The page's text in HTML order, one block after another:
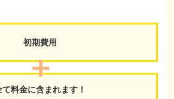
初期費用
て料金に含まれます！